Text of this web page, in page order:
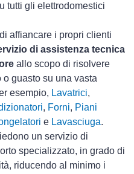
tutti gli elettrodomestici
affiancare i propri clienti
di assistenza tecnica
allo scopo di risolvere
guasto su una vasta
esempio, Lavatrici,
, Forni, Piani
e Lavasciuga.
un servizio di
specializzato, in grado di
riducendo al minimo i